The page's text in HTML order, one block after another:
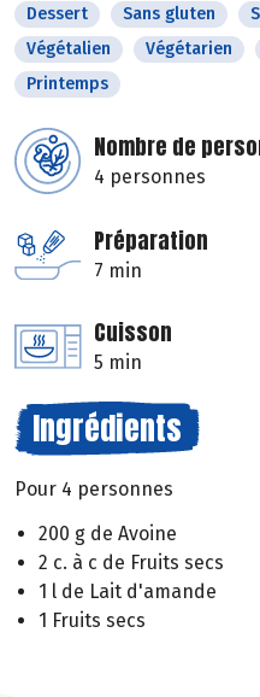
Dessert Sans gluten
Végétalien
Végétarien
Printemps
Nombre de
4 personnes
Préparation
7 min
Cuisson
5 min
Ingrédients
Pour 4 personnes
200 g de Avoine
2 c. à c de Fruits secs
1 l de Lait d'amande
1 Fruits secs